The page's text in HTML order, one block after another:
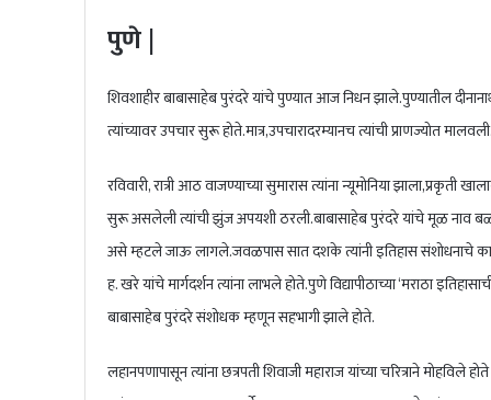
पुणे |
शिवशाहीर बाबासाहेब पुरंदरे यांचे पुण्यात आज निधन झाले.पुण्यातील
त्यांच्यावर उपचार सुरू होते.मात्र,उपचारादरम्यानच त्यांची प्राणज्योत
रविवारी, रात्री आठ वाजण्याच्या सुमारास त्यांना न्यूमोनिया
सुरू असलेली त्यांची झुंज अपयशी ठरली.बाबासाहेब पुरंदरे यांचे मूळ नाव
असे म्हटले जाऊ लागले.जवळपास सात दशके त्यांनी इतिहास संशोधनाचे
ह. खरे यांचे मार्गदर्शन त्यांना लाभले होते.पुणे विद्यापीठाच्या ‘मराठा
बाबासाहेब पुरंदरे संशोधक म्हणून सहभागी झाले होते.
लहानपणापासून त्यांना छत्रपती शिवाजी महाराज यांच्या चरित्राने